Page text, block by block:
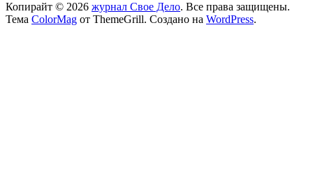
Копирайт © 2026 журнал Свое Дело. Все права защищены.
Тема ColorMag от ThemeGrill. Создано на WordPress.